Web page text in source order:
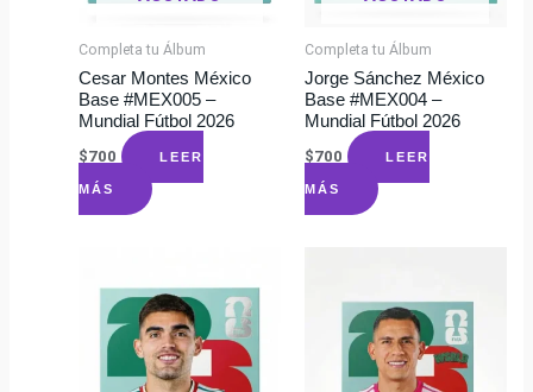
Completa tu Álbum
Cesar Montes México
Base #MEX005 –
Mundial Fútbol 2026
$700 LEER
MÁS
Completa tu Álbum
Jorge Sánchez México
Base #MEX004 –
Mundial Fútbol 2026
$700 LEER
MÁS